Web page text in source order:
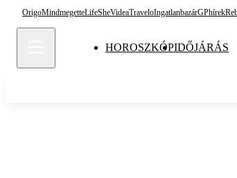
OrigoMindmegetteLifeSheVideaTraveloIngatlanbazárGPhírek
HOROSZKÓPIDŐJÁRÁS